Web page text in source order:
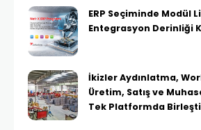
ERP Seçiminde Modül
Entegrasyon Derinliği
İkizler Aydınlatma,
Üretim, Satış ve
Tek Platformda